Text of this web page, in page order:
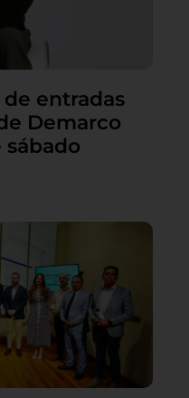
entradas
Demarco
sábado